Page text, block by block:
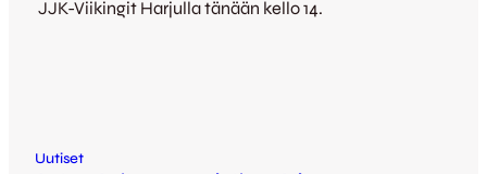
JJK-Viikingit Harjulla tänään kello 14.
Uutiset